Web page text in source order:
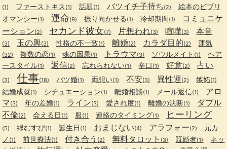
(1) ファーストキス (1) 話題(1) バツイチ子持ち (2)
絵本のビブリ
オマンシー(1) 運命(9) 振り向かせる (1) 冷却期間(1)
コミュニケ
ーション(2) セカンド彼女(7) 片想われ(3) 喧嘩(3) 本音
(3) 玉の輿(3) 性格の不一致(1) 離婚(2) カラダ目的(2) 運気
(32) 複数の恋(1) 魂の因果(1) トラウマ(3) ソウルメイト (1)
ヘア
ースタイル(1) 返信(2) 忘れられない(1) 辛口 (1) 好意(2) 占い
(3) 仕事(18) バツ婚(1) 両想い(1) 不安(3) 異性運(2) 嫉妬(1)
結婚成就(1) シチュエーション(1) 離婚相談(1) メール返信(1)
アロ
マ(3) 年の差婚(1) ライン(3) 愛され度(1) 離婚の決断(1)
ダブル
不倫(2) 会える日 (1) 服(1) 連絡のタイミング(1) ヒーリング
(5) 縁むすび(1) 誕生日 (1) おまじない(4) アラフォー(2)
元カ
ノ (1) 前世療法(1) 付き合う (2) 無料タロット (3) 既婚者(1)
ネッ